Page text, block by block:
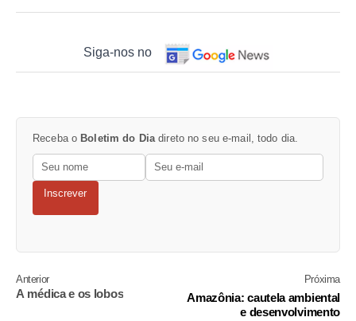
Siga-nos no
Receba o Boletim do Diadireto no seu e-mail, todo dia.
Inscrever
Anterior
A médica e os lobos
Próxima
Amazônia: cautela ambiental
e desenvolvimento